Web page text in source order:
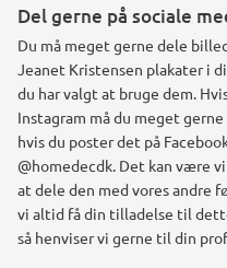
Del gerne på sociale
Du må meget gerne dele
Jeanet Kristensen plakater i
du har valgt at bruge dem.
Instagram må du meget
hvis du poster det på
@homedecdk. Det kan være
at dele den med vores andre
vi altid få din tilladelse til
så henviser vi gerne til din